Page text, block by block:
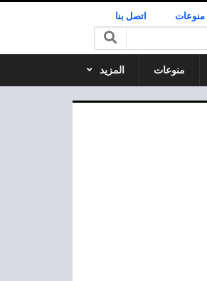
منوعات اتصل بنا
منوعات المزيد